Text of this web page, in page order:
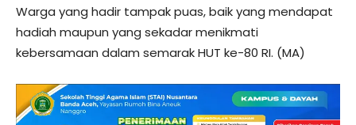
Warga yang hadir tampak puas, baik yang mendapat
hadiah maupun yang sekadar menikmati
kebersamaan dalam semarak HUT ke-80 RI. (MA)